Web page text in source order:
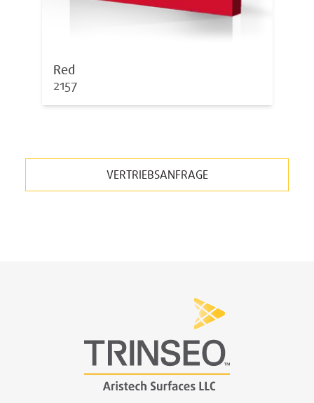
Red
2157
VERTRIEBSANFRAGE